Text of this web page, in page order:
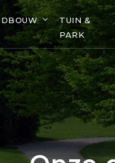
TUIN &
PARK